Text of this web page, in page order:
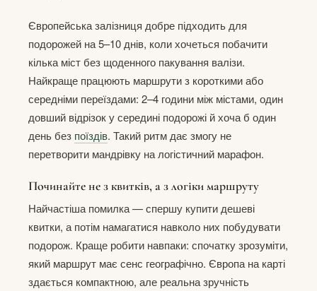
Європейська залізниця добре підходить для
подорожей на 5–10 днів, коли хочеться побачити
кілька міст без щоденного пакування валізи.
Найкраще працюють маршрути з короткими або
середніми переїздами: 2–4 години між містами, один
довший відрізок у середині подорожі й хоча б один
день без поїздів. Такий ритм дає змогу не
перетворити мандрівку на логістичний марафон.
Починайте не з квитків, а з логіки маршруту
Найчастіша помилка — спершу купити дешеві
квитки, а потім намагатися навколо них побудувати
подорож. Краще робити навпаки: спочатку зрозуміти,
який маршрут має сенс географічно. Європа на карті
здається компактною, але реальна зручність